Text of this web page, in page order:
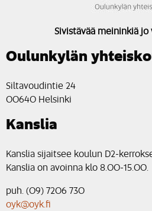
Sivistävää meininkiä jo
Oulunkylän
Siltavoudintie 24
00640 Helsinki
Kanslia
Kanslia sijaitsee koulun D2-
Kanslia on avoinna klo 8.00-15.00.
puh. (09) 7206 730
oyk@oyk.fi